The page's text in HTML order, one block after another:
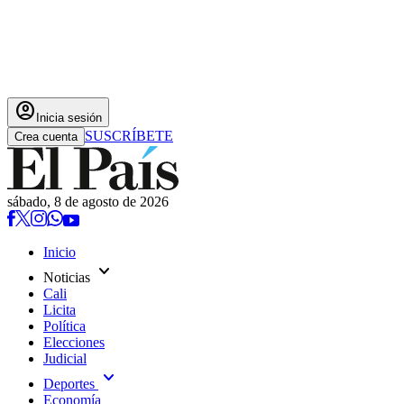
account_circle Inicia sesión
Crea cuenta SUSCRÍBETE
sábado, 8 de agosto de 2026
Inicio
Noticias expand_more
Cali
Licita
Política
Elecciones
Judicial
Deportes expand_more
Economía